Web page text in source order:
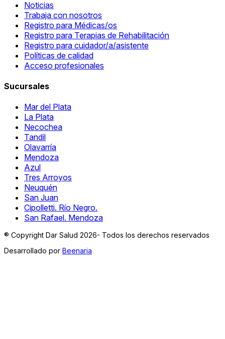
Noticias
Trabaja con nosotros
Registro para Médicas/os
Registro para Terapias de Rehabilitación
Registro para cuidador/a/asistente
Políticas de calidad
Acceso profesionales
Sucursales
Mar del Plata
La Plata
Necochea
Tandil
Olavarría
Mendoza
Azul
Tres Arroyos
Neuquén
San Juan
Cipolletti. Río Negro.
San Rafael. Mendoza
® Copyright Dar Salud 2026- Todos los derechos reservados
Desarrollado por Beenaria